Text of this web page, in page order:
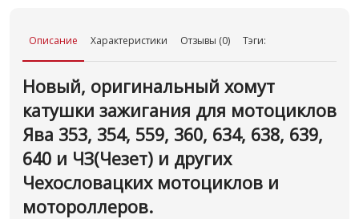
Описание Характеристики Отзывы (0) Тэги:
Новый, оригинальный хомут
катушки зажигания для мотоциклов
Ява 353, 354, 559, 360, 634, 638, 639,
640 и ЧЗ(Чезет) и других
Чехословацких мотоциклов и
мотороллеров.